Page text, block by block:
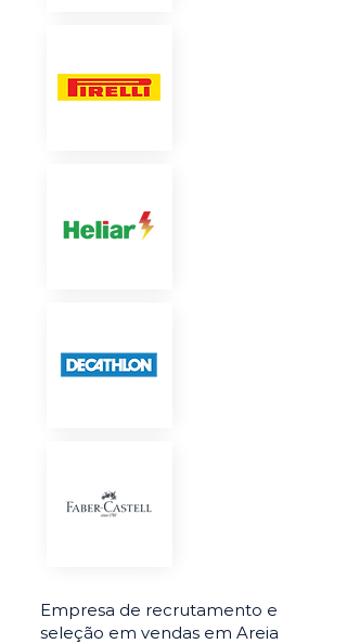
Empresa de recrutamento e
seleção em vendas em Areia